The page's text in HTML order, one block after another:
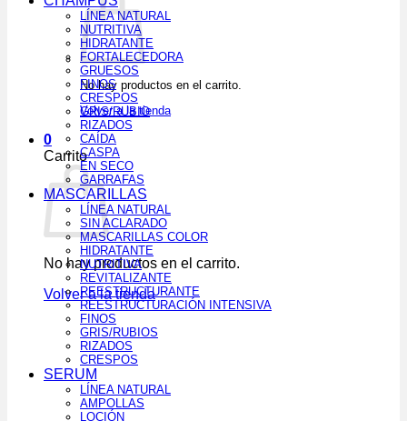
No hay productos en el carrito.
Volver a la tienda
0
Carrito
No hay productos en el carrito.
Volver a la tienda
LÍNEA NATURAL
NUTRITIVA
HIDRATANTE
FORTALECEDORA
GRUESOS
FINOS
CRESPOS
GRIS/RUBIO
RIZADOS
CAÍDA
CASPA
EN SECO
GARRAFAS
MASCARILLAS
LÍNEA NATURAL
SIN ACLARADO
MASCARILLAS COLOR
HIDRATANTE
NUTRITIVA
REVITALIZANTE
REESTRUCTURANTE
REESTRUCTURACIÓN INTENSIVA
FINOS
GRIS/RUBIOS
RIZADOS
CRESPOS
SERUM
LÍNEA NATURAL
AMPOLLAS
LOCIÓN